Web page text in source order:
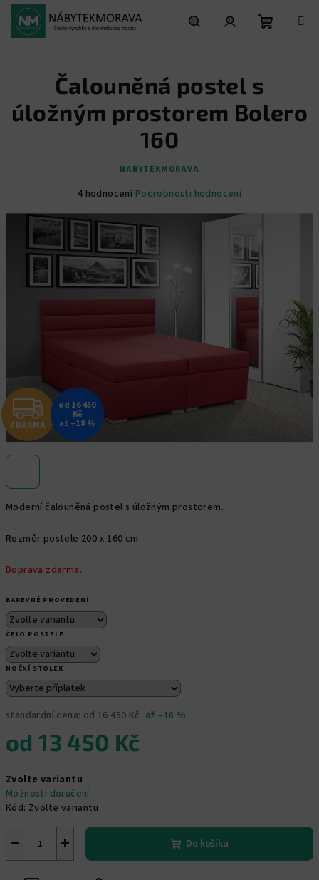
Přejít
obsah
Moderní čalouněná postel s úložným prostorem.
Rozměr postele 200 x 160 cm
Doprava zdarma.
BAREVNÉ PROVEDENÍ
ČELO POSTELE
NOČNÍ STOLEK
standardní cena: od 16 450 Kč až –18 %
od13 450 Kč
cena:
Zvolte variantu
Možnosti doručení
Kód: Zvolte variantu
+
− Do košíku
Čalouněná postel s
úložným prostorem Bolero
160
NABYTEKMORAVA
Průměrné
produktu
je
5,0
5
4 hodnocení Podrobnosti hodnocení
Z
D
R
M
A
ZDARMA
od 16 450
Kč
až –18 %